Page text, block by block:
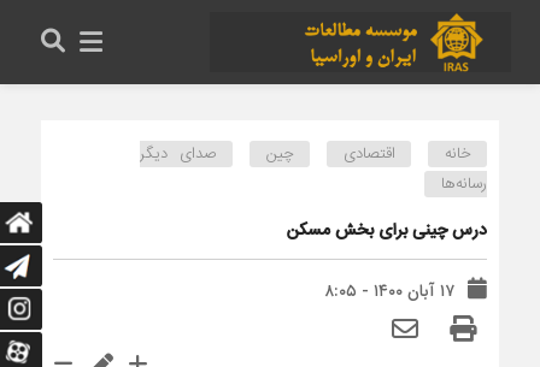
خانه اقتصادی چین
صدای دیگر
رسانه‌ها
درس چینی برای بخش مسکن
۱۷ آبان ۱۴۰۰ - ۸:۰۵